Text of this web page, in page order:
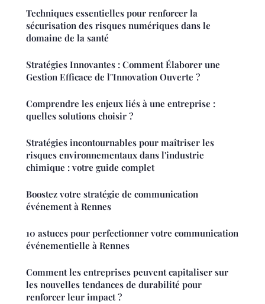
Techniques essentielles pour renforcer la
sécurisation des risques numériques dans le
domaine de la santé
Stratégies Innovantes : Comment Élaborer une
Gestion Efficace de l"Innovation Ouverte ?
Comprendre les enjeux liés à une entreprise :
quelles solutions choisir ?
Stratégies incontournables pour maîtriser les
risques environnementaux dans l'industrie
chimique : votre guide complet
Boostez votre stratégie de communication
événement à Rennes
10 astuces pour perfectionner votre communication
événementielle à Rennes
Comment les entreprises peuvent capitaliser sur
les nouvelles tendances de durabilité pour
renforcer leur impact ?